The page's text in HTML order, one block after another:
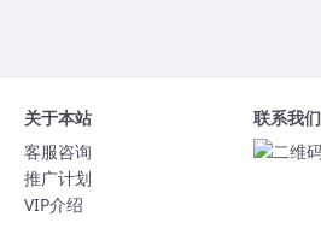
关于本站
客服咨询
推广计划
VIP介绍
联系我们